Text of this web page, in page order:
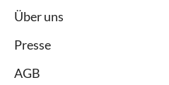
Über uns
Presse
AGB